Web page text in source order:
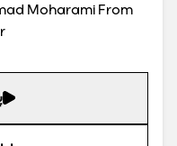
Moharami From